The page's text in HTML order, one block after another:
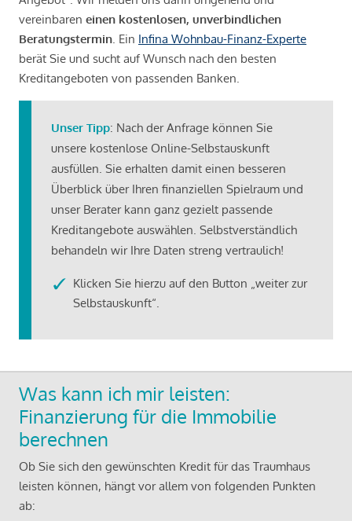
vereinbaren einen kostenlosen, unverbindlichen
Beratungstermin . Ein Infina Wohnbau-Finanz-Experte
berät Sie und sucht auf Wunsch nach den besten
Kreditangeboten von passenden Banken.
Unser Tipp: Nach der Anfrage können Sie
unsere kostenlose Online-Selbstauskunft
ausfüllen. Sie erhalten damit einen besseren
Überblick über Ihren finanziellen Spielraum und
unser Berater kann ganz gezielt passende
Kreditangebote auswählen. Selbstverständlich
behandeln wir Ihre Daten streng vertraulich!
Klicken Sie hierzu auf den Button „weiter zur
Selbstauskunft“.
Was kann ich mir leisten:
Finanzierung für die Immobilie
berechnen
Ob Sie sich den gewünschten Kredit für das Traumhaus
leisten können, hängt vor allem von folgenden Punkten
ab: